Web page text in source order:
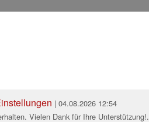
| 04.08.2026 12:54
Vielen Dank für Ihre Unterstützung!.